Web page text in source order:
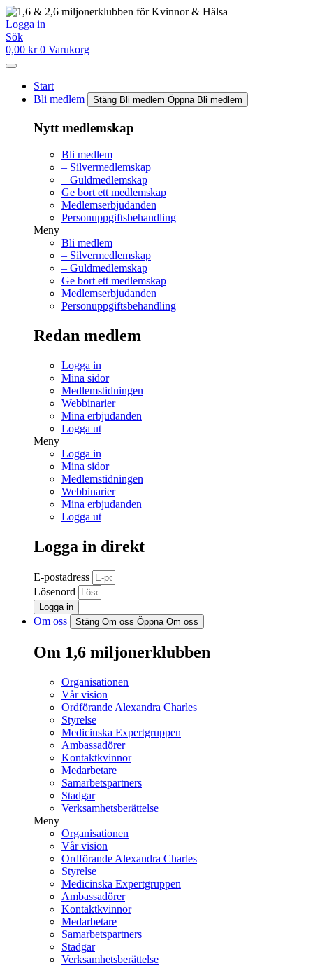
Hoppa
till
innehåll
Logga in
Sök
0,00 kr 0 Varukorg
Start
Bli medlem
Stäng Bli medlem Öppna Bli medlem
Nytt medlemskap
Bli medlem
– Silvermedlemskap
– Guldmedlemskap
Ge bort ett medlemskap
Medlemserbjudanden
Personuppgiftsbehandling
Meny
Bli medlem
– Silvermedlemskap
– Guldmedlemskap
Ge bort ett medlemskap
Medlemserbjudanden
Personuppgiftsbehandling
Redan medlem
Logga in
Mina sidor
Medlemstidningen
Webbinarier
Mina erbjudanden
Logga ut
Meny
Logga in
Mina sidor
Medlemstidningen
Webbinarier
Mina erbjudanden
Logga ut
Logga in direkt
E-postadress
Lösenord
Logga in
Om oss Stäng Om oss Öppna Om oss
Om 1,6 miljonerklubben
Organisationen
Vår vision
Ordförande Alexandra Charles
Styrelse
Medicinska Expertgruppen
Ambassadörer
Kontaktkvinnor
Medarbetare
Samarbetspartners
Stadgar
Verksamhetsberättelse
Meny
Organisationen
Vår vision
Ordförande Alexandra Charles
Styrelse
Medicinska Expertgruppen
Ambassadörer
Kontaktkvinnor
Medarbetare
Samarbetspartners
Stadgar
Verksamhetsberättelse